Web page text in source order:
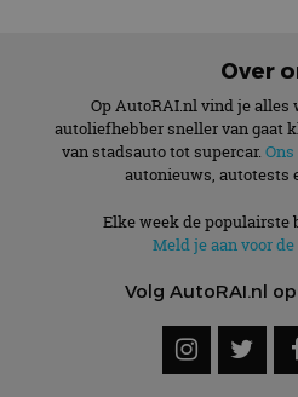
Over
Op AutoRAI.nl vind je alles
autoliefhebber sneller van gaat
van stadsauto tot supercar.
autonieuws, autotests
Elke week de populairste
Meld je aan voor
Volg AutoRAI.nl